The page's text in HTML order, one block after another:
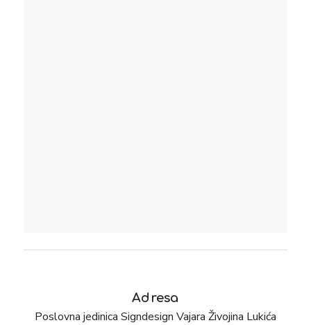
Adresa
Poslovna jedinica Signdesign Vajara Živojina Lukića